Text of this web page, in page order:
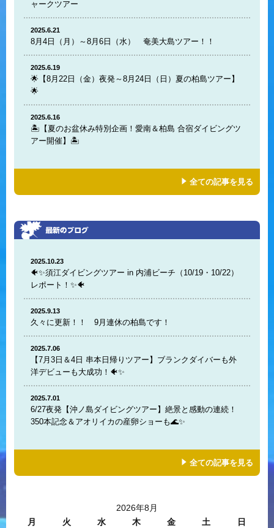
ャークツアー
2025.6.21
8月4日（月）～8月6日（水） 奄美大島ツアー！！
2025.6.19
🌟【8月22日（金）夜発～8月24日（日）夏の柏島ツアー】
🌟
2025.6.16
🏝️【夏のお盆休み特別企画！愛南＆柏島 合宿ダイビングツ
アー開催】🏝️
全ての記事を見る
2025.10.23
🐠✨須江ダイビングツアー in 内浦ビーチ（10/19・10/22）
レポート！✨🐠
2025.9.13
久々に更新！！ 9月連休の柏島です！
2025.7.06
【7月3日＆4日 串本日帰りツアー】ブランクダイバーも外
洋デビューも大成功！🐠✨
2025.7.01
6/27夜発【沖ノ島ダイビングツアー】絶景と感動の連続！
350本記念＆アオリイカの産卵ショーも🌊✨
全ての記事を見る
2026年8月
月
火 水 木 金 土
日